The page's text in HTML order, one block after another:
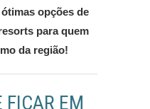
opções de
para quem
da região!
FICAR EM